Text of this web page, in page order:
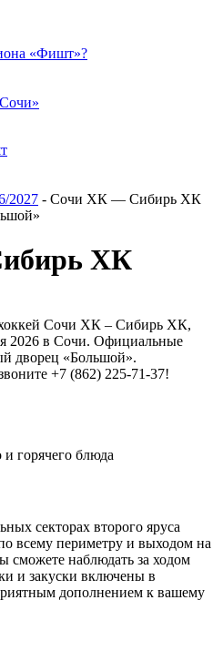
«Фишт»?
2027 - Сочи ХК — Сибирь ХК
ХК
Сочи ХК – Сибирь ХК,
2026 в Сочи. Официальные
дворец «Большой».
+7 (862) 225-71-37!
горячего блюда
секторах второго яруса
всему периметру и выходом на
сможете наблюдать за ходом
и закуски включены в
дополнением к вашему